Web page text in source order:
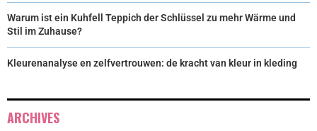
Warum ist ein Kuhfell Teppich der Schlüssel zu mehr Wärme und
Stil im Zuhause?
Kleurenanalyse en zelfvertrouwen: de kracht van kleur in kleding
ARCHIVES